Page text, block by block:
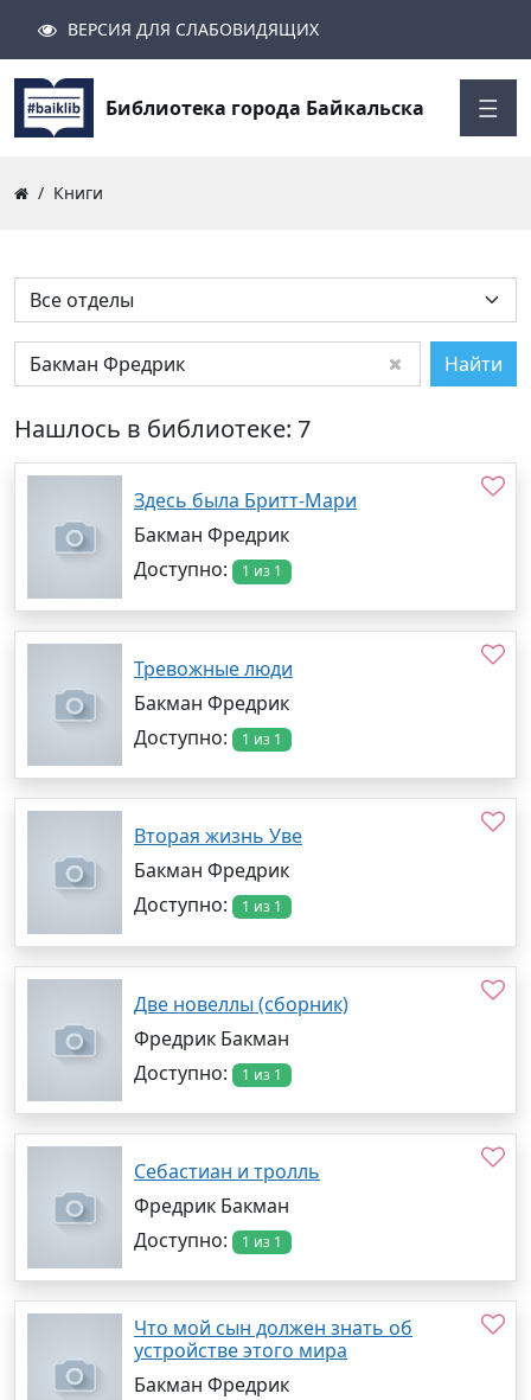
Найти
Нашлось в библиотеке: 7
Здесь была Бритт-Мари
Бакман Фредрик
Доступно:
1 из 1
Тревожные люди
Бакман Фредрик
Доступно:
1 из 1
Вторая жизнь Уве
Бакман Фредрик
Доступно:
1 из 1
Две новеллы (сборник)
Фредрик Бакман
Доступно:
1 из 1
Себастиан и тролль
Фредрик Бакман
Доступно:
1 из 1
Что мой сын должен знать об
устройстве этого мира
Бакман Фредрик
Поиск
Найти
ВЕРСИЯ ДЛЯ СЛАБОВИДЯЩИХ
Библиотека города Байкальска
Книги